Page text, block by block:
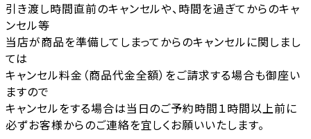
引き渡し時間直前のキャンセルや、時間を過ぎてからのキャ
ンセル等
当店が商品を準備してしまってからのキャンセルに関しまし
ては
キャンセル料金（商品代金全額）をご請求する場合も御座い
ますので
キャンセルをする場合は当日のご予約時間１時間以上前に
必ずお客様からのご連絡を宜しくお願いいたします。